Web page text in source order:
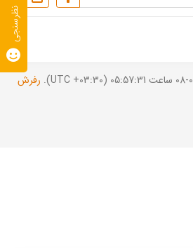
رفرش
نظرسنجی